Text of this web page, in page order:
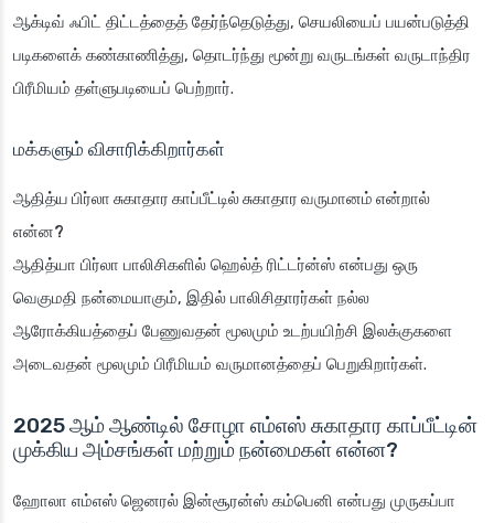
ஆக்டிவ் ஃபிட் திட்டத்தைத் தேர்ந்தெடுத்து, செயலியைப் பயன்படுத்தி
படிகளைக் கண்காணித்து, தொடர்ந்து மூன்று வருடங்கள் வருடாந்திர
பிரீமியம் தள்ளுபடியைப் பெற்றார்.
மக்களும் விசாரிக்கிறார்கள்
ஆதித்ய பிர்லா சுகாதார காப்பீட்டில் சுகாதார வருமானம் என்றால்
என்ன?
ஆதித்யா பிர்லா பாலிசிகளில் ஹெல்த் ரிட்டர்ன்ஸ் என்பது ஒரு
வெகுமதி நன்மையாகும், இதில் பாலிசிதாரர்கள் நல்ல
ஆரோக்கியத்தைப் பேணுவதன் மூலமும் உடற்பயிற்சி இலக்குகளை
அடைவதன் மூலமும் பிரீமியம் வருமானத்தைப் பெறுகிறார்கள்.
2025 ஆம் ஆண்டில் சோழா எம்எஸ் சுகாதார காப்பீட்டின்
முக்கிய அம்சங்கள் மற்றும் நன்மைகள் என்ன?
ஹோலா எம்எஸ் ஜெனரல் இன்சூரன்ஸ் கம்பெனி என்பது முருகப்பா